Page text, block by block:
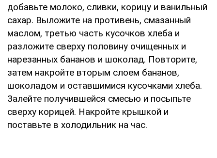
добавьте молоко, сливки, корицу и ванильный
сахар. Выложите на противень, смазанный
маслом, третью часть кусочков хлеба и
разложите сверху половину очищенных и
нарезанных бананов и шоколад. Повторите,
затем накройте вторым слоем бананов,
шоколадом и оставшимися кусочками хлеба.
Залейте получившейся смесью и посыпьте
сверху корицей. Накройте крышкой и
поставьте в холодильник на час.